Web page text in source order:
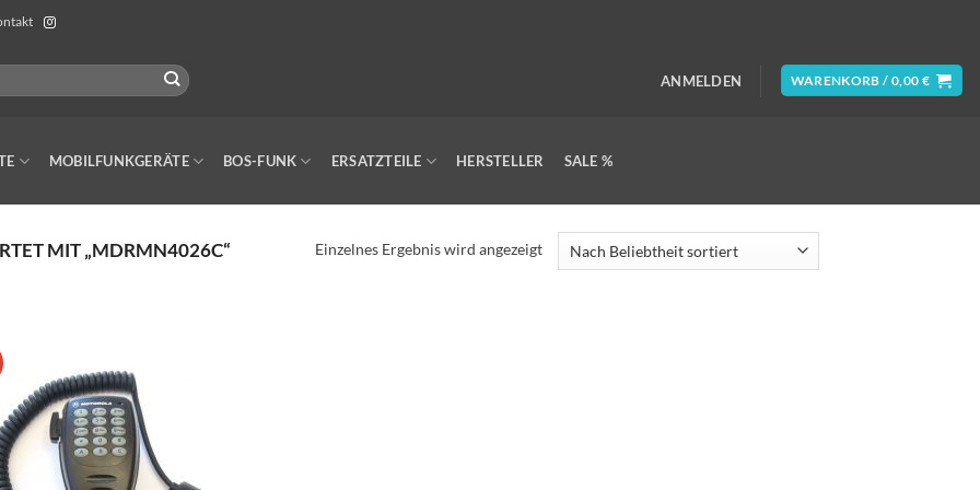
ANMELDEN WARENKORB / 0,00 €
MOBILFUNKGERÄTE BOS-FUNK ERSATZTEILE HERSTELLER SALE %
MIT „MDRMN4026C“ Einzelnes Ergebnis wird angezeigt